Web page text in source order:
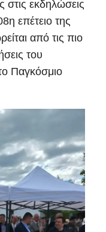
εκδηλώσεις
επέτειο της
από τις πιο
του
Παγκόσμιο